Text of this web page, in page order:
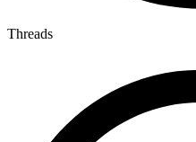
Threads